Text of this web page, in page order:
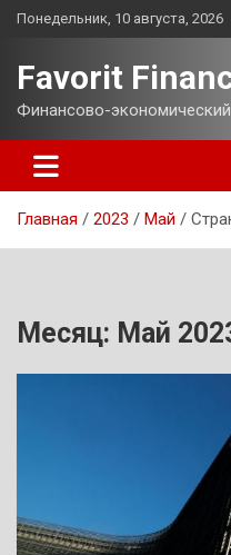
Перейти
Понедельник, 10 августа, 2026
Favorit
Финансово-
Главная 2023 Май
Месяц: Май